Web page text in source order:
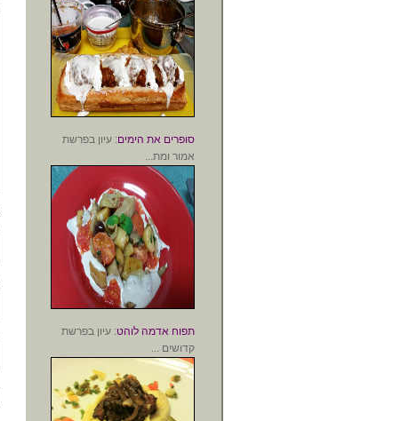
סופרים את הימים: עיון בפרשת
אמור ומת...
תפוח אדמה לוהט: עיון בפרשת
קדושים ...